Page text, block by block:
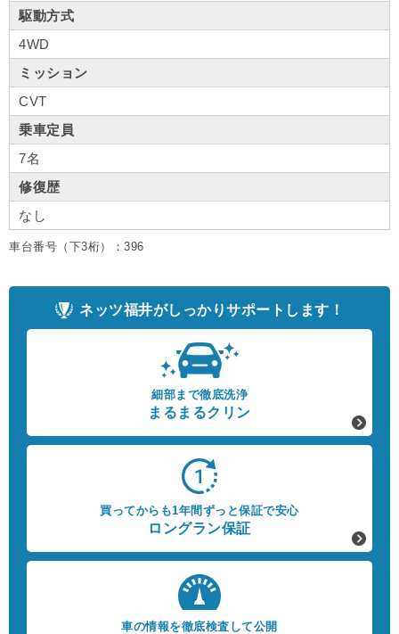
駆動方式
4WD
ミッション
CVT
乗車定員
7名
修復歴
なし
車台番号（下3桁）：396
ネッツ福井がしっかりサポートします！
細部まで徹底洗浄
まるまるクリン
買ってからも1年間ずっと保証で安心
ロングラン保証
車の情報を徹底検査して公開